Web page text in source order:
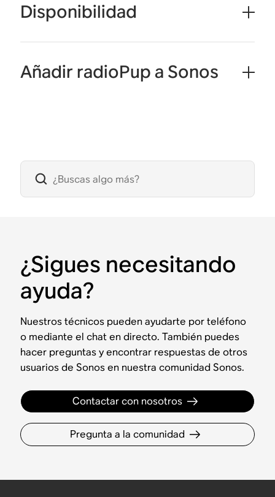
Disponibilidad
Añadir radioPup a Sonos
¿Sigues necesitando
ayuda?
Nuestros técnicos pueden ayudarte por teléfono
o mediante el chat en directo. También puedes
hacer preguntas y encontrar respuestas de otros
usuarios de Sonos en nuestra comunidad Sonos.
Contactar con nosotros
Pregunta a la comunidad